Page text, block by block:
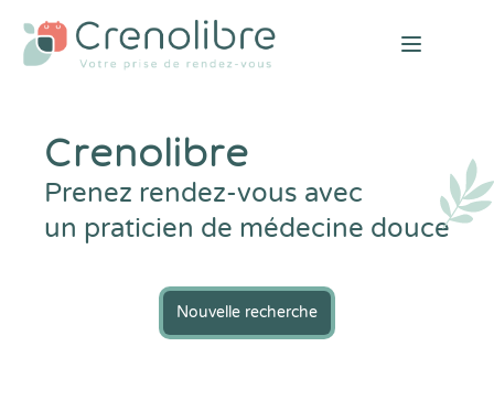
Open
Crenolibre
Prenez rendez-vous avec
un praticien de médecine douce
Nouvelle recherche